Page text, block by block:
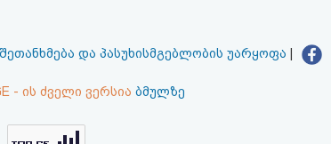
და პასუხისმგებლობის უარყოფა
- ის ძველი ვერსია ბმულზე